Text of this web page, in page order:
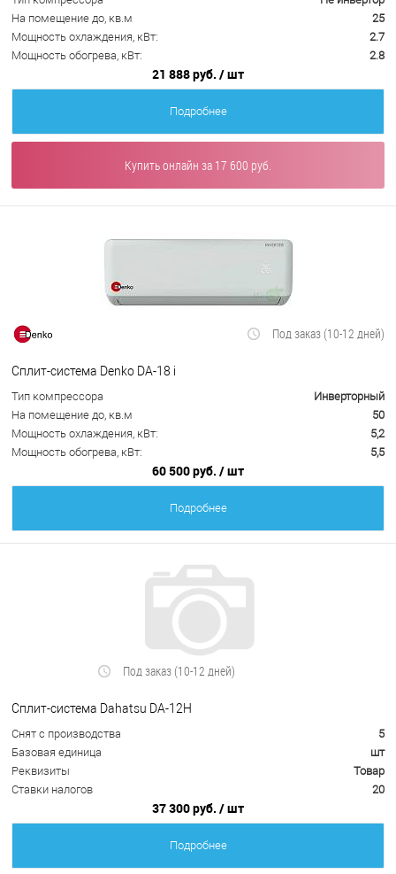
На помещение до, кв.м
25
Мощность охлаждения, кВт:
2.7
Мощность обогрева, кВт:
2.8
21 888 руб. / шт
Подробнее
Купить онлайн за 17 600 руб.
Под заказ (10-12 дней)
Сплит-система Denko DA-18 i
Тип компрессора
Инверторный
На помещение до, кв.м
50
Мощность охлаждения, кВт:
5,2
Мощность обогрева, кВт:
5,5
60 500 руб. / шт
Подробнее
Под заказ (10-12 дней)
Сплит-система Dahatsu DA-12H
Снят с производства
5
Базовая единица
шт
Реквизиты
Товар
Ставки налогов
20
37 300 руб. / шт
Подробнее